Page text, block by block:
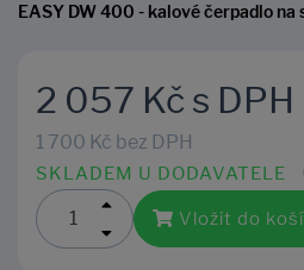
EASY DW 400 - kalové čerpadlo na
2 057 Kč s DPH
1 700 Kč bez DPH
SKLADEM U DODAVATELE
Vložit do